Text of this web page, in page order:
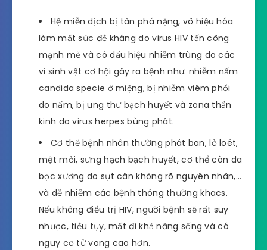
Hệ miễn dịch bị tàn phá nặng, vô hiệu hóa
làm mất sức đề kháng do virus HIV tấn công
mạnh mẽ và có dấu hiệu nhiễm trùng do các
vi sinh vật cơ hội gây ra bệnh như: nhiễm nấm
candida specie ở miệng, bị nhiễm viêm phổi
do nấm, bị ung thư bạch huyết và zona thần
kinh do virus herpes bùng phát.
Cơ thể bệnh nhân thường phát ban, lở loét,
mệt mỏi, sưng hạch bạch huyết, cơ thể còn da
bọc xương do sụt cân không rõ nguyên nhân,…
và dễ nhiễm các bệnh thông thường khacs.
Nếu không điều trị HIV, người bệnh sẽ rất suy
nhược, tiều tụy, mất đi khả năng sống và có
nguy cơ tử vong cao hơn.